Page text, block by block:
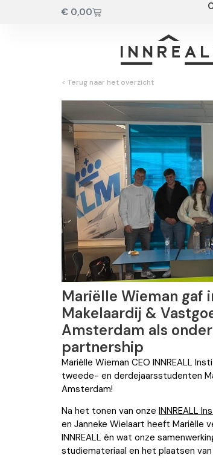
€ 0,00
< Terug naar het overzicht
Mariëlle Wieman gaf
Makelaardij &
Amsterdam als
partnership
Mariëlle Wieman CEO INNREALL
tweede- en derdejaarsstudenten
Amsterdam!
Na het tonen van onze INNREALL
en Janneke Wielaart heeft Mariëlle
INNREALL én wat onze
studiemateriaal en het plaatsen